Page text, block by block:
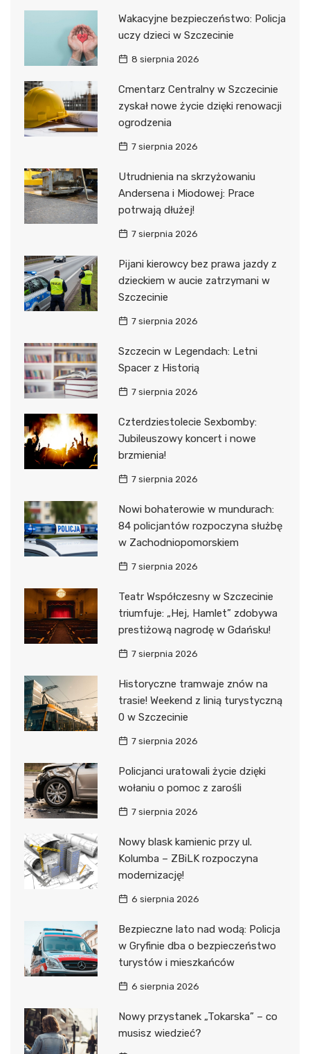
Wakacyjne bezpieczeństwo: Policja
uczy dzieci w Szczecinie
8 sierpnia 2026
Cmentarz Centralny w Szczecinie
zyskał nowe życie dzięki renowacji
ogrodzenia
7 sierpnia 2026
Utrudnienia na skrzyżowaniu
Andersena i Miodowej: Prace
potrwają dłużej!
7 sierpnia 2026
Pijani kierowcy bez prawa jazdy z
dzieckiem w aucie zatrzymani w
Szczecinie
7 sierpnia 2026
Szczecin w Legendach: Letni
Spacer z Historią
7 sierpnia 2026
Czterdziestolecie Sexbomby:
Jubileuszowy koncert i nowe
brzmienia!
7 sierpnia 2026
Nowi bohaterowie w mundurach:
84 policjantów rozpoczyna służbę
w Zachodniopomorskiem
7 sierpnia 2026
Teatr Współczesny w Szczecinie
triumfuje: „Hej, Hamlet” zdobywa
prestiżową nagrodę w Gdańsku!
7 sierpnia 2026
Historyczne tramwaje znów na
trasie! Weekend z linią turystyczną
0 w Szczecinie
7 sierpnia 2026
Policjanci uratowali życie dzięki
wołaniu o pomoc z zarośli
7 sierpnia 2026
Nowy blask kamienic przy ul.
Kolumba – ZBiLK rozpoczyna
modernizację!
6 sierpnia 2026
Bezpieczne lato nad wodą: Policja
w Gryfinie dba o bezpieczeństwo
turystów i mieszkańców
6 sierpnia 2026
Nowy przystanek „Tokarska” – co
musisz wiedzieć?